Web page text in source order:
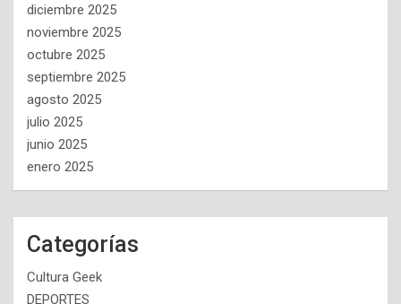
diciembre 2025
noviembre 2025
octubre 2025
septiembre 2025
agosto 2025
julio 2025
junio 2025
enero 2025
Categorías
Cultura Geek
DEPORTES